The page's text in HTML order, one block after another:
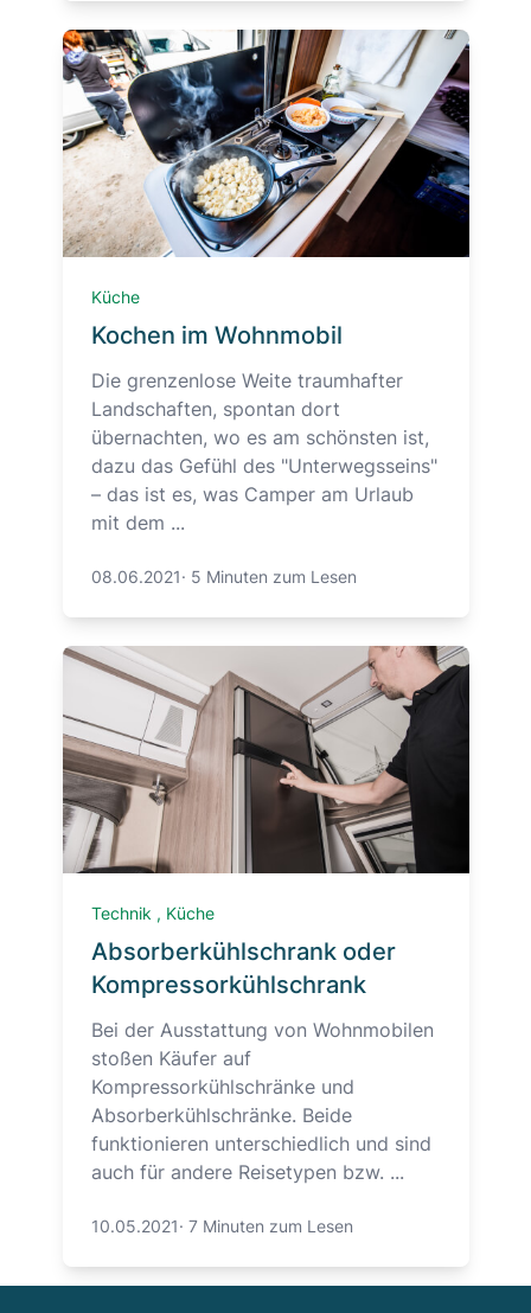
Küche
Kochen im Wohnmobil
Die grenzenlose Weite traumhafter
Landschaften, spontan dort
übernachten, wo es am schönsten ist,
dazu das Gefühl des "Unterwegsseins"
– das ist es, was Camper am Urlaub
mit dem ...
08.06.2021· 5 Minuten zum Lesen
Technik , Küche
Absorberkühlschrank oder
Kompressorkühlschrank
Bei der Ausstattung von Wohnmobilen
stoßen Käufer auf
Kompressorkühlschränke und
Absorberkühlschränke. Beide
funktionieren unterschiedlich und sind
auch für andere Reisetypen bzw. ...
10.05.2021· 7 Minuten zum Lesen